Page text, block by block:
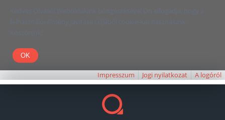
Kedves Olvasó! Weboldalunk böngészésével Ön elfogadja, hogy a
felhasználói élmény javítása céljából cookie-kat használunk.
Köszönjük!
Impresszum Jogi nyilatkozat A logóról